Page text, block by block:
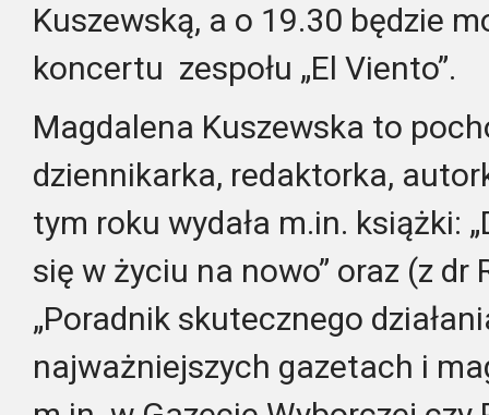
Kuszewską, a o 19.30 będzie
koncertu zespołu „El Viento”.
Magdalena Kuszewska to
dziennikarka, redaktorka,
tym roku wydała m.in. książki:
się w życiu na nowo” oraz (z dr
„Poradnik skutecznego
najważniejszych gazetach i